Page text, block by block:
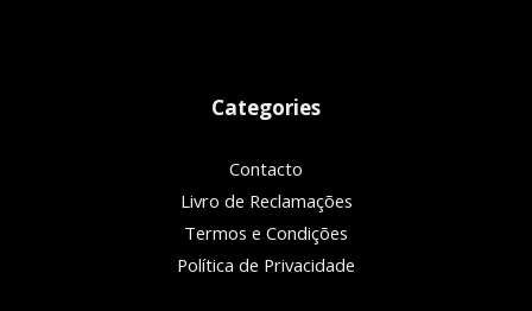
Categories
Contacto
Livro de Reclamações
Termos e Condições
Política de Privacidade